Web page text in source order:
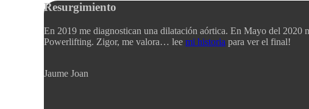
Resurgimiento
En 2019 me diagnostican una dilatación aórtica. En Mayo del 2020
Powerlifting. Zigor, me valora… lee mi historia para ver el final!
Jaume Joan